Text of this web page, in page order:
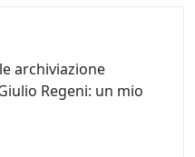
archiviazione
Regeni: un mio